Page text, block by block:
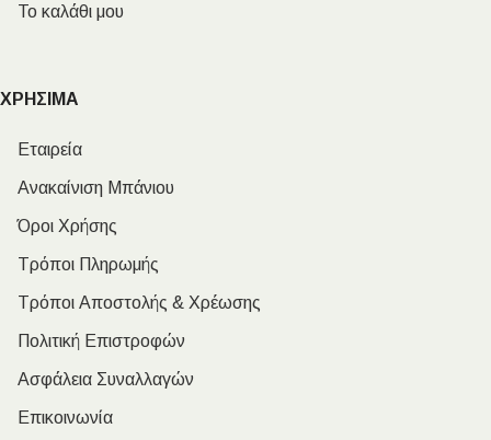
Το καλάθι μου
ΧΡΗΣΙΜΑ
Εταιρεία
Ανακαίνιση Μπάνιου
Όροι Χρήσης
Τρόποι Πληρωμής
Τρόποι Αποστολής & Χρέωσης
Πολιτική Επιστροφών
Ασφάλεια Συναλλαγών
Επικοινωνία